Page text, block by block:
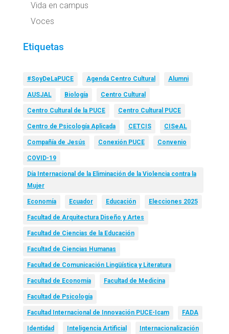
Vida en campus
Voces
Etiquetas
#SoyDeLaPUCE Agenda Centro Cultural Alumni
AUSJAL Biología Centro Cultural
Centro Cultural de la PUCE Centro Cultural PUCE
Centro de Psicología Aplicada CETCIS CISeAL
Compañía de Jesús Conexión PUCE Convenio
COVID-19
Día Internacional de la Eliminación de la Violencia contra la
Mujer
Economía Ecuador Educación Elecciones 2025
Facultad de Arquitectura Diseño y Artes
Facultad de Ciencias de la Educación
Facultad de Ciencias Humanas
Facultad de Comunicación Lingüística y Literatura
Facultad de Economía Facultad de Medicina
Facultad de Psicología
Facultad Internacional de Innovación PUCE-Icam FADA
Identidad Inteligencia Artificial Internacionalización